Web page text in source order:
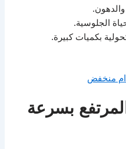
والدهون.
الجلوسية.
بكميات كبيرة.
ام منخفض
بسرعة